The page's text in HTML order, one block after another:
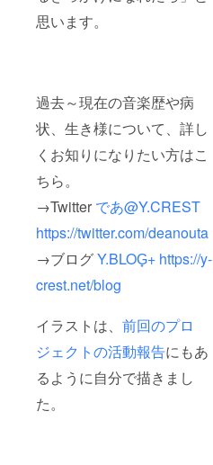
思います。
過去～現在の音楽歴や病
状、生き様について、詳し
くお知りになりたい方はこ
ちら。
→Twitter であ@Y.CREST
https://twitter.com/deanouta
→ブログY.BLOG̟+ https://y-
crest.net/blog
イラストは、 前回のプロ
ジェクトの活動報告にもあ
るように自分で描きまし
た。